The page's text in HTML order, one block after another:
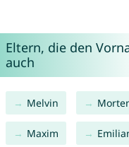
Eltern, die den
auch
Melvin
Maxim